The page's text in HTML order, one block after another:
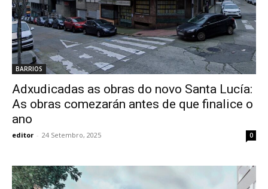
BARRIOS
Adxudicadas as obras do novo Santa Lucía:
As obras comezarán antes de que finalice o
ano
editor - 24 Setembro, 2025 0